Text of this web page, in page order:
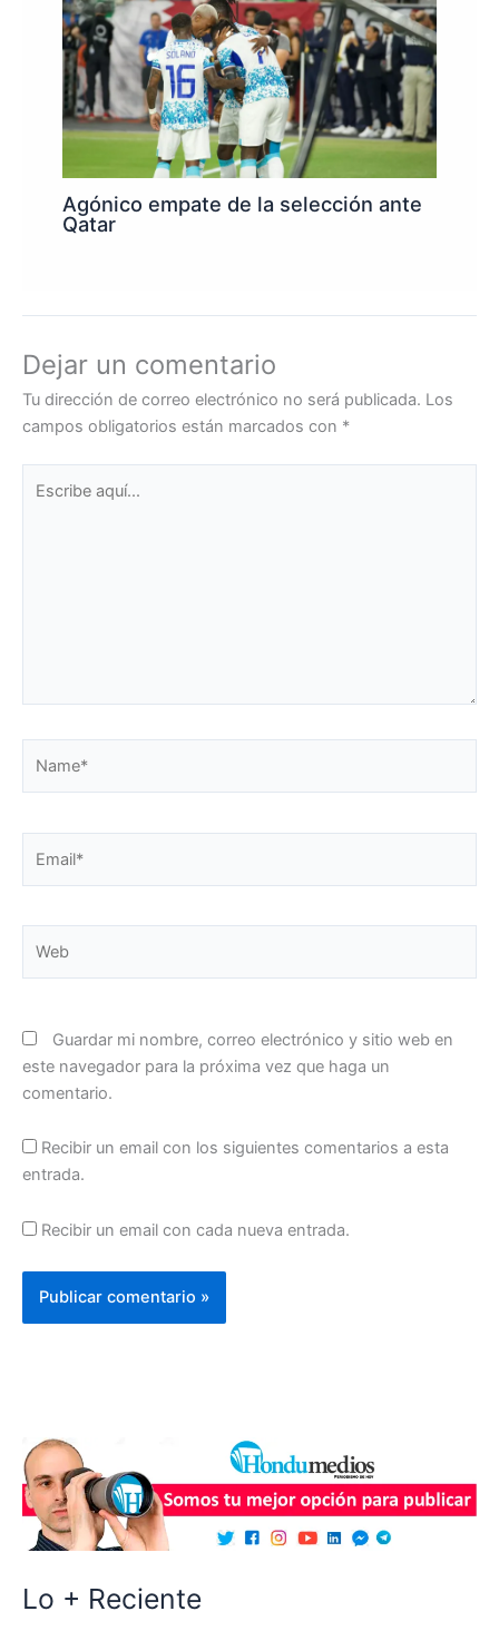
Agónico empate de la selección ante
Qatar
Dejar un comentario
Tu dirección de correo electrónico no será publicada. Los
campos obligatorios están marcados con *
aquí...
Guardar mi nombre, correo electrónico y sitio web en
este navegador para la próxima vez que haga un
comentario.
Recibir un email con los siguientes comentarios a esta
entrada.
Recibir un email con cada nueva entrada.
Lo + Reciente